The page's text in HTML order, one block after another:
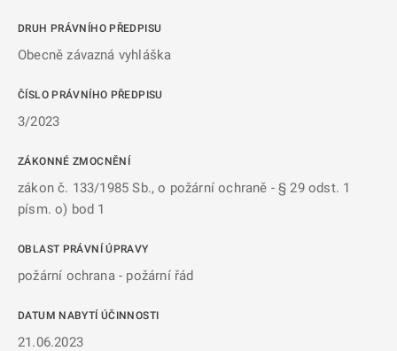
DRUH PRÁVNÍHO PŘEDPISU
Obecně závazná vyhláška
ČÍSLO PRÁVNÍHO PŘEDPISU
3/2023
ZÁKONNÉ ZMOCNĚNÍ
zákon č. 133/1985 Sb., o požární ochraně - § 29 odst. 1
písm. o) bod 1
OBLAST PRÁVNÍ ÚPRAVY
požární ochrana - požární řád
DATUM NABYTÍ ÚČINNOSTI
21.06.2023